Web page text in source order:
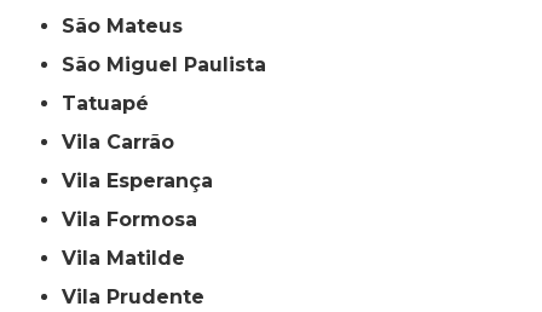
São Mateus
São Miguel Paulista
Tatuapé
Vila Carrão
Vila Esperança
Vila Formosa
Vila Matilde
Vila Prudente